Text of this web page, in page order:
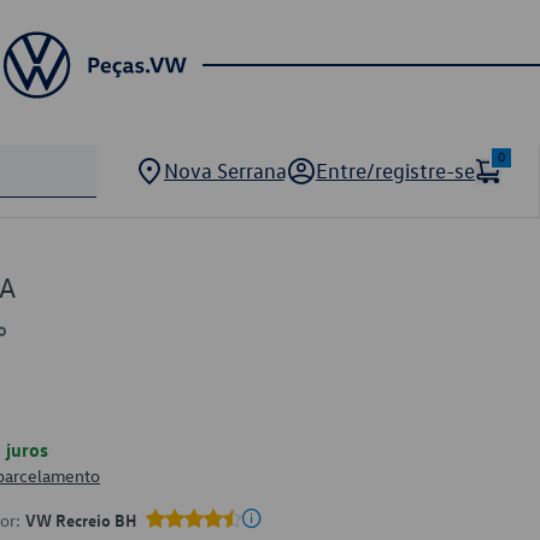
Nova Serrana Entre/registre-se
0
juros
VW Recreio BH